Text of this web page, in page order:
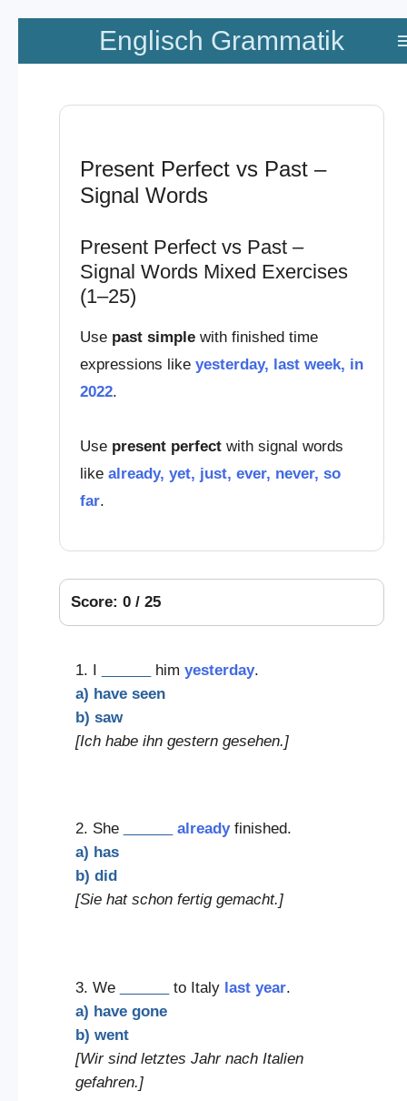
Zum
springen
Englisch Grammatik
Present Perfect vs Past –
Signal Words
Present Perfect vs Past –
Signal Words Mixed Exercises
(1–25)
Use past simplewith finished time
expressions like yesterday, last week, in
2022.
Use present perfectwith signal words
like already, yet, just, ever, never, so
far.
Score: 0 / 25
1. I him yesterday.
a) have seen
b) saw
[Ich habe ihn gestern gesehen.]
2. She alreadyfinished.
a) has
b) did
[Sie hat schon fertig gemacht.]
3. We to Italy last year.
a) have gone
b) went
[Wir sind letztes Jahr nach Italien
gefahren.]